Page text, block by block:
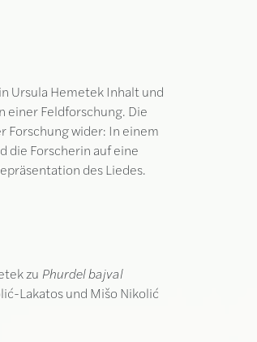
Ursula Hemetek Inhalt und
einer Feldforschung. Die
Forschung wider: In einem
die Forscherin auf eine
des Liedes.
zu Phurdel bajval
Lakatos und Mišo Nikolić